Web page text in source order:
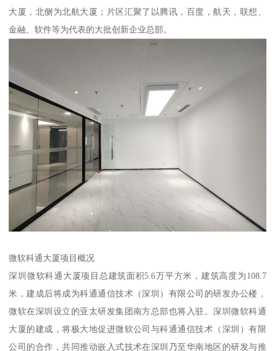
大厦，北侧为北航大厦；片区汇聚了以腾讯，百度，航天，联想、
金融、软件等为代表的大批创新企业总部。
微软科通大厦项目概况
深圳微软科通大厦项目总建筑面积5.6万平方米，建筑高度为108.7
米，建成后将成为科通通信技术（深圳）有限公司的研发办公楼，
微软在深圳设立的亚太研发集团南方总部也将入驻。深圳微软科通
大厦的建成，将极大地促进微软公司与科通通信技术（深圳）有限
公司的合作，共同推动嵌入式技术在深圳乃至华南地区的研发与推